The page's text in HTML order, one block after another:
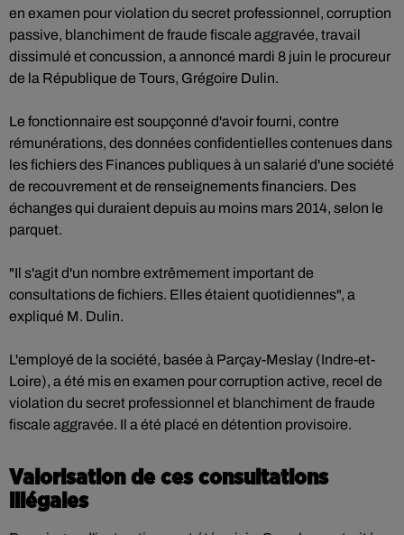
en examen pour violation du secret professionnel, corruption
passive, blanchiment de fraude fiscale aggravée, travail
dissimulé et concussion, a annoncé mardi 8 juin le procureur
de la République de Tours, Grégoire Dulin.
Le fonctionnaire est soupçonné d'avoir fourni, contre
rémunérations, des données confidentielles contenues dans
les fichiers des Finances publiques à un salarié d'une société
de recouvrement et de renseignements financiers. Des
échanges qui duraient depuis au moins mars 2014, selon le
parquet.
"Il s'agit d'un nombre extrêmement important de
consultations de fichiers. Elles étaient quotidiennes", a
expliqué M. Dulin.
L'employé de la société, basée à Parçay-Meslay (Indre-et-
Loire), a été mis en examen pour corruption active, recel de
violation du secret professionnel et blanchiment de fraude
fiscale aggravée. Il a été placé en détention provisoire.
Valorisation de ces consultations
illégales